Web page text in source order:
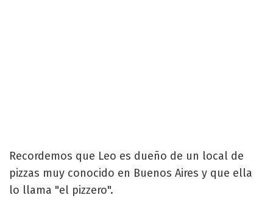
Recordemos que Leo es dueño de un local de
pizzas muy conocido en Buenos Aires y que ella
lo llama "el pizzero".